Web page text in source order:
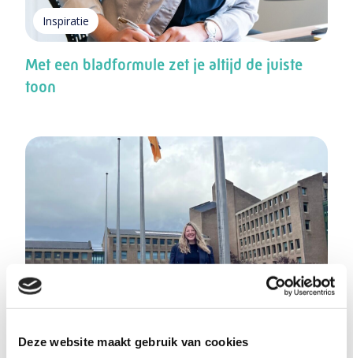
Deze website maakt gebruik van cookies
Inspiratie
Met een bladformule zet je altijd de juiste
toon
Uit onze praktijk